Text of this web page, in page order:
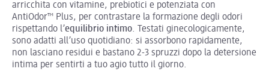
arricchita con vitamine, prebiotici e potenziata con
AntiOdor™ Plus, per contrastare la formazione degli odori
rispettando l’equilibrio intimo. Testati ginecologicamente,
sono adatti all’uso quotidiano: si assorbono rapidamente,
non lasciano residui e bastano 2-3 spruzzi dopo la detersione
intima per sentirti a tuo agio tutto il giorno.